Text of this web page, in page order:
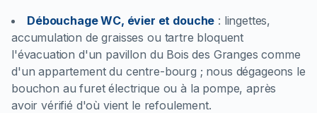
Débouchage WC, évier et douche : lingettes,
accumulation de graisses ou tartre bloquent
l'évacuation d'un pavillon du Bois des Granges comme
d'un appartement du centre-bourg ; nous dégageons le
bouchon au furet électrique ou à la pompe, après
avoir vérifié d'où vient le refoulement.